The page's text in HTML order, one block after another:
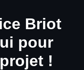
Briot
pour
!